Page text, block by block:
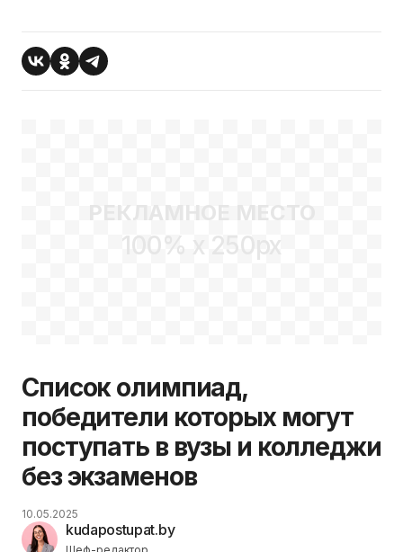
РЕКЛАМНОЕ МЕСТО
100% x 250px
Список олимпиад,
победители которых могут
поступать в вузы и колледжи
без экзаменов
kudapostupat.by
10.05.2025